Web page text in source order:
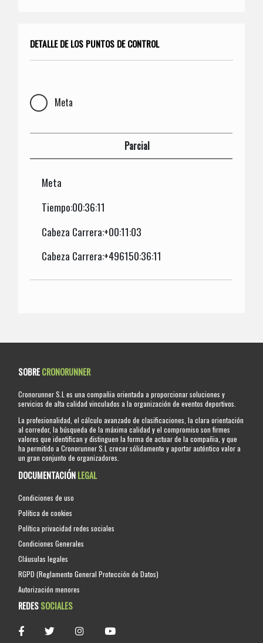
DETALLE DE LOS PUNTOS DE CONTROL
Meta
Parcial
Meta
Tiempo:00:36:11
Cabeza Carrera:+00:11:03
Cabeza Carrera:+496150:36:11
SOBRECRONORUNNER
Cronorunner S.L es una compañia orientada a proporcionar soluciones y
servicios de alta calidad vinculados a la organización de eventos deportivos.
La profesionalidad, el cálculo avanzado de clasificaciones, la clara orientación
al corredor, la búsqueda de la máxima calidad y el compromiso son firmes
valores que identifican y distinguen la forma de actuar de la compañia, y que
ha permitido a Cronorunner S.L crecer sólidamente y aportar auténtico valor a
un gran conjunto de organizadores.
DOCUMENTACIÓNLEGAL
Condiciones de uso
Política de cookies
Política privacidad redes sociales
Condiciones Generales
Cláusulas legales
RGPD (Reglamento General Protección de Datos)
Autorización menores
REDESSOCIALES